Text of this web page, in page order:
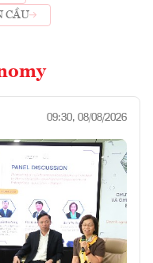
CẦU
09:30, 08/08/2026